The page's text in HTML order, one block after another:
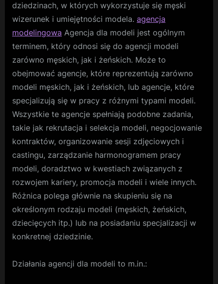
dziedzinach, w których wykorzystuje się męski
wizerunek i umiejętności modela. agencja
modelingowa Agencja dla modeli jest ogólnym
terminem, który odnosi się do agencji modeli
zarówno męskich, jak i żeńskich. Może to
obejmować agencje, które reprezentują zarówno
modeli męskich, jak i żeńskich, lub agencje, które
specjalizują się w pracy z różnymi typami modeli.
Wszystkie te agencje spełniają podobne zadania,
takie jak rekrutacja i selekcja modeli, negocjowanie
kontraktów, organizowanie sesji zdjęciowych i
castingu, zarządzanie harmonogramem pracy
modeli, doradztwo w kwestiach związanych z
rozwojem kariery, promocja modeli i wiele innych.
Różnica polega głównie na skupieniu się na
określonym rodzaju modeli (męskich, żeńskich,
dziecięcych itp.) lub na posiadaniu specjalizacji w
konkretnej dziedzinie.
Działania agencji dla modeli to m.in.: